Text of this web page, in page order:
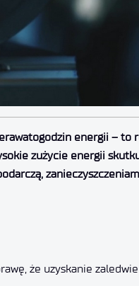
energii –
zużycie energii
że uzyskanie zaledwie